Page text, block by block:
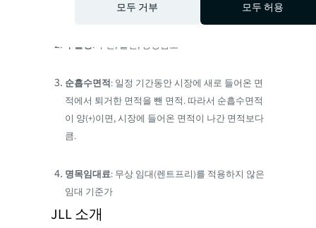
부울경: 부산, 울산, 경상남도
순흡수면적 : 일정 기간동안 시장에 새로 들어온 면
적에서 퇴거한 면적을 뺀 면적. 따라서 순흡수면적
이 양(+)이면, 시장에 들어온 면적이 나간 면적보다
큼.
명목임대료: 무상 임대(렌트프리)를 적용하지 않은
임대 기준가
JLL 소개
모두 거부
모두 허용